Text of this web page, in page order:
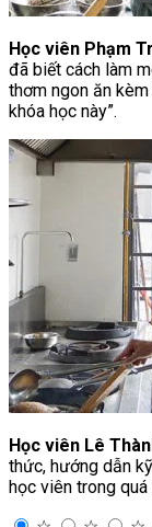
Học viên Phạm
đã biết cách làm
thơm ngon ăn
khóa học này”.
Học viên Lê
thức, hướng dẫn
học viên trong quá